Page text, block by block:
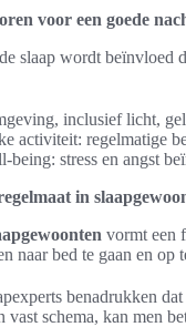
voor een goede
slaap wordt beïnvloed
inclusief licht,
activiteit: regelmatige
being: stress en angst
in
vormt een
naar bed te gaan en op
benadrukken
vast schema, kan men